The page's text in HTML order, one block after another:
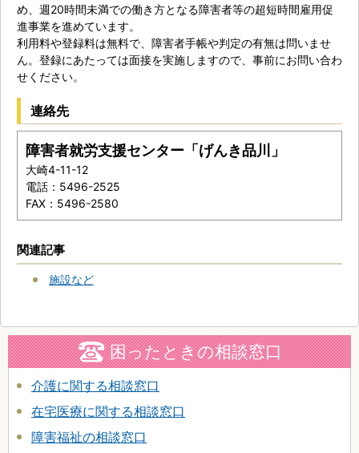
め、週20時間未満での働き方となる障害者等の超短時間雇用促
進事業を進めています。
利用料や登録料は無料で、障害者手帳や判定の有無は問いませ
ん。登録にあたっては面接を実施しますので、事前にお問い合わ
せください。
連絡先
障害者就労支援センター「げんき品川」
大崎4-11-12
電話：5496-2525
FAX：5496-2580
関連記事
施設など
困ったときの相談窓口
介護に関する相談窓口
在宅医療に関する相談窓口
障害福祉の相談窓口